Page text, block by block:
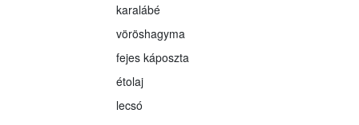
karalábé
vöröshagyma
fejes káposzta
étolaj
lecsó